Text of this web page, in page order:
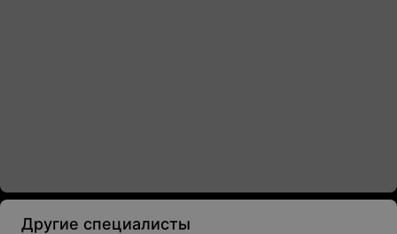
Другие специалисты